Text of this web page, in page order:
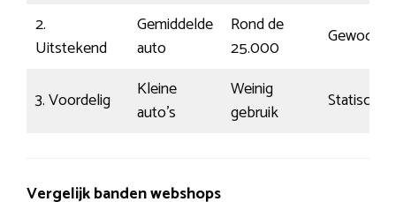
2.
Uitstekend
Gemiddelde
auto
Rond de
25.000
Gewoon
3. Voordelig
Kleine
auto’s
Weinig
gebruik
Statisch
Vergelijk banden webshops